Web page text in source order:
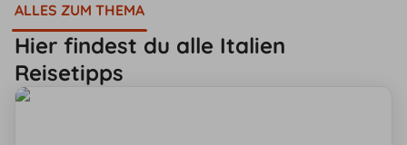
ALLES ZUM THEMA
Hier findest du alle Italien
Reisetipps